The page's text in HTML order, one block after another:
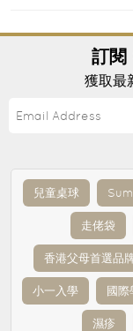
訂閱
獲取最
兒童桌球
走佬袋
香港父母首選品
小一入學 國際
濕疹